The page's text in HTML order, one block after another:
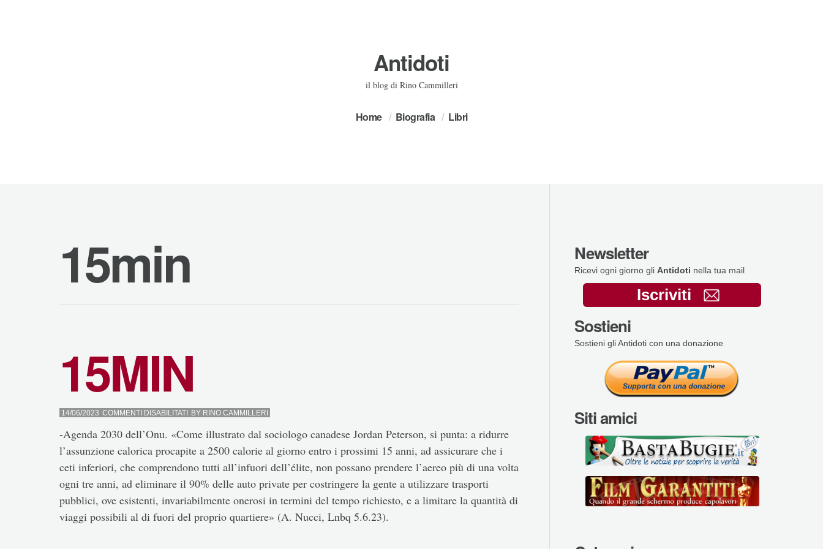
Antidoti
il blog di Rino Cammilleri
Home Biografia Libri
15min
15MIN
14/06/2023 COMMENTI DISABILITATISUBY RINO.CAMMILLERI
-Agenda 2030 dell’Onu. «Come illustrato dal sociologo canadese Jordan Peterson, si punta: a ridurre
l’assunzione calorica procapite a 2500 calorie al giorno entro i prossimi 15 anni, ad assicurare che i
ceti inferiori, che comprendono tutti all’infuori dell’élite, non possano prendere l’aereo più di una volta
ogni tre anni, ad eliminare il 90% delle auto private per costringere la gente a utilizzare trasporti
pubblici, ove esistenti, invariabilmente onerosi in termini del tempo richiesto, e a limitare la quantità di
viaggi possibili al di fuori del proprio quartiere» (A. Nucci, Lnbq 5.6.23).
Newsletter
Ricevi ogni giorno gli Antidoti nella tua mail
Iscriviti
Sostieni
Sostieni gli Antidoti con una donazione
Siti amici